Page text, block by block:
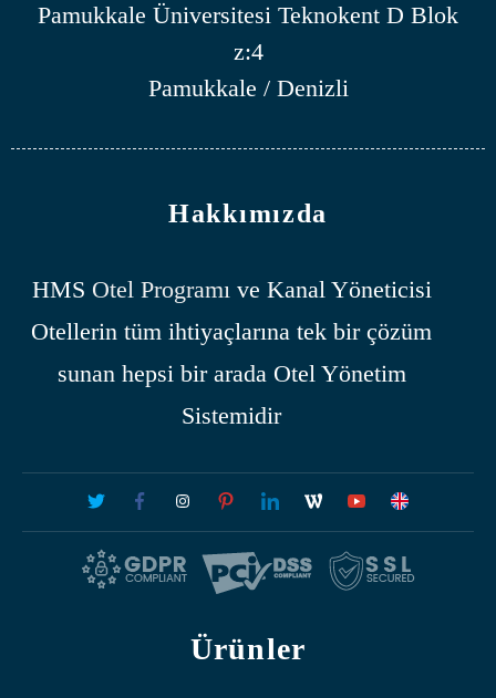
Pamukkale Üniversitesi Teknokent D Blok
z:4
Pamukkale / Denizli
Hakkımızda
HMS Otel Programıve Kanal Yöneticisi
Otellerin tüm ihtiyaçlarına tek bir çözüm
sunan hepsi bir arada Otel Yönetim
Sistemidir
Ürünler